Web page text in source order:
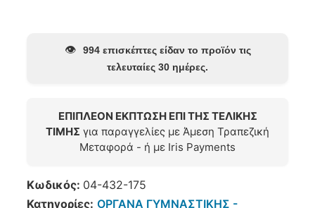
👁️
994 επισκέπτες είδαν το προϊόν τις
τελευταίες 30 ημέρες.
ΕΠΙΠΛΕΟΝ ΕΚΠΤΩΣΗ ΕΠΙ ΤΗΣ ΤΕΛΙΚΗΣ
ΤΙΜΗΣ για παραγγελίες με Άμεση Τραπεζική
Μεταφορά - ή με Iris Payments
Κωδικός: 04-432-175
Κατηγορίες: ΟΡΓΑΝΑ ΓΥΜΝΑΣΤΙΚΗΣ -